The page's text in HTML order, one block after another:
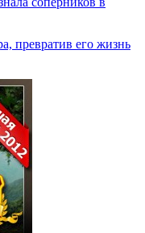
превратив его жизнь